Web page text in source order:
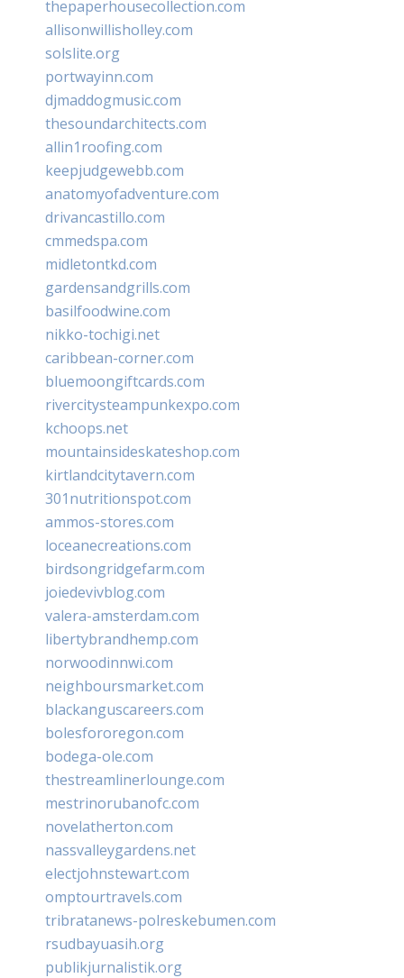
thepaperhousecollection.com
allisonwillisholley.com
solslite.org
portwayinn.com
djmaddogmusic.com
thesoundarchitects.com
allin1roofing.com
keepjudgewebb.com
anatomyofadventure.com
drivancastillo.com
cmmedspa.com
midletontkd.com
gardensandgrills.com
basilfoodwine.com
nikko-tochigi.net
caribbean-corner.com
bluemoongiftcards.com
rivercitysteampunkexpo.com
kchoops.net
mountainsideskateshop.com
kirtlandcitytavern.com
301nutritionspot.com
ammos-stores.com
loceanecreations.com
birdsongridgefarm.com
joiedevivblog.com
valera-amsterdam.com
libertybrandhemp.com
norwoodinnwi.com
neighboursmarket.com
blackanguscareers.com
bolesfororegon.com
bodega-ole.com
thestreamlinerlounge.com
mestrinorubanofc.com
novelatherton.com
nassvalleygardens.net
electjohnstewart.com
omptourtravels.com
tribratanews-polreskebumen.com
rsudbayuasih.org
publikjurnalistik.org